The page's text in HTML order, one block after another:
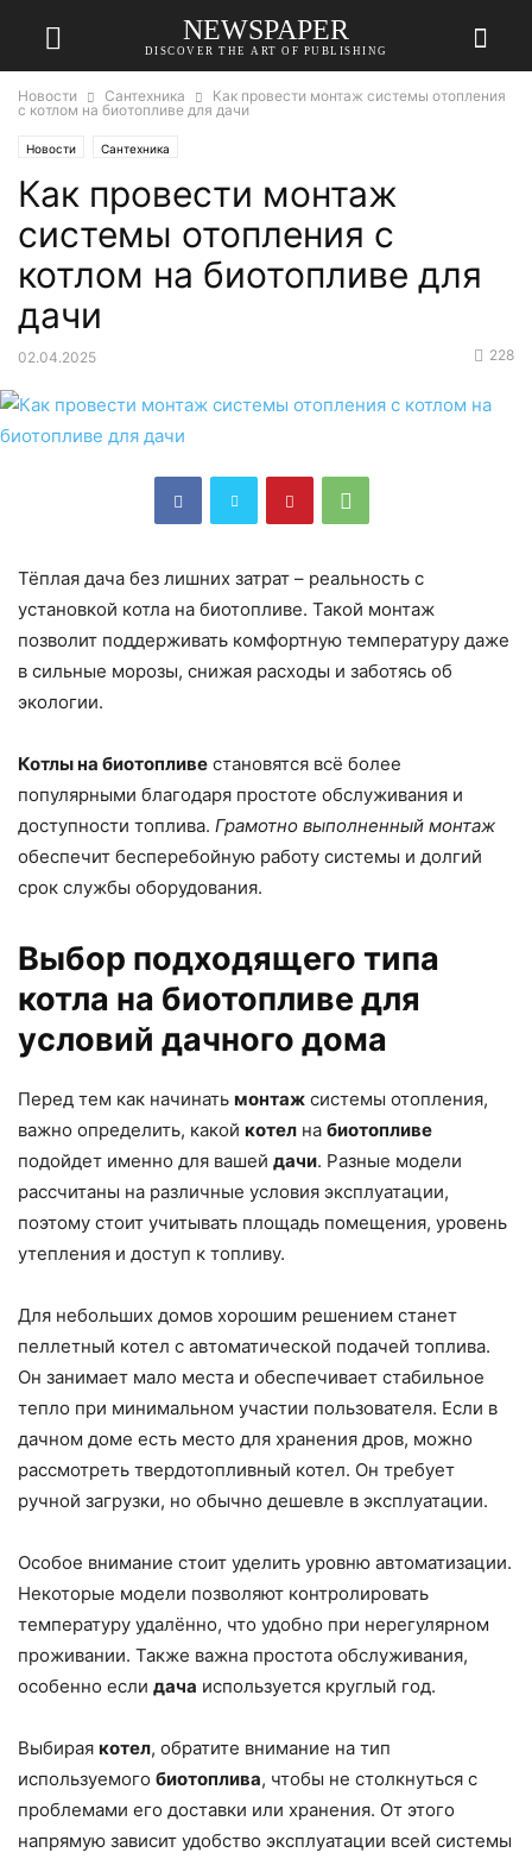
NEWSPAPER
DISCOVER THE ART OF PUBLISHING
Новости Сантехника
Как провести монтаж системы отопления
с котлом на биотопливе для дачи
Новости Сантехника
Как провести монтаж
системы отопления с
котлом на биотопливе для
дачи
02.04.2025 228
Тёплая дача без лишних затрат – реальность с
установкой котла на биотопливе. Такой монтаж
позволит поддерживать комфортную температуру даже
в сильные морозы, снижая расходы и заботясь об
экологии.
Котлы на биотопливе становятся всё более
популярными благодаря простоте обслуживания и
доступности топлива. Грамотно выполненный монтаж
обеспечит бесперебойную работу системы и долгий
срок службы оборудования.
Выбор подходящего типа
котла на биотопливе для
условий дачного дома
Перед тем как начинать монтаж системы отопления,
важно определить, какой котел на биотопливе
подойдет именно для вашей дачи. Разные модели
рассчитаны на различные условия эксплуатации,
поэтому стоит учитывать площадь помещения, уровень
утепления и доступ к топливу.
Для небольших домов хорошим решением станет
пеллетный котел с автоматической подачей топлива.
Он занимает мало места и обеспечивает стабильное
тепло при минимальном участии пользователя. Если в
дачном доме есть место для хранения дров, можно
рассмотреть твердотопливный котел. Он требует
ручной загрузки, но обычно дешевле в эксплуатации.
Особое внимание стоит уделить уровню автоматизации.
Некоторые модели позволяют контролировать
температуру удалённо, что удобно при нерегулярном
проживании. Также важна простота обслуживания,
особенно если дача используется круглый год.
Выбирая котел, обратите внимание на тип
используемого биотоплива, чтобы не столкнуться с
проблемами его доставки или хранения. От этого
напрямую зависит удобство эксплуатации всей системы